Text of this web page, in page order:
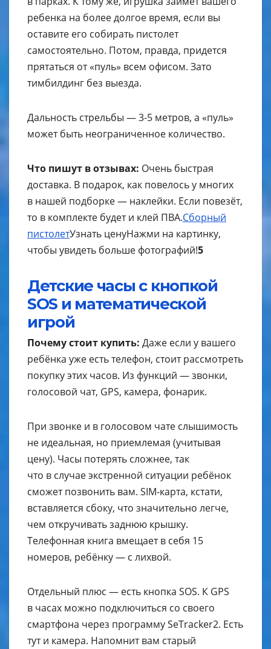
ребенка на более долгое время, если вы
оставите его собирать пистолет
самостоятельно. Потом, правда, придется
прятаться от «пуль» всем офисом. Зато
тимбилдинг без выезда.
Дальность стрельбы — 3-5 метров, а «пуль»
может быть неограниченное количество.
Что пишут в отзывах: Очень быстрая
доставка. В подарок, как повелось у многих
в нашей подборке — наклейки. Если повезёт,
то в комплекте будет и клей ПВА.Сборный
пистолетУзнать ценуНажми на картинку,
чтобы увидеть больше фотографий!5
Детские часы с кнопкой
SOS и математической
игрой
Почему стоит купить: Даже если у вашего
ребёнка уже есть телефон, стоит рассмотреть
покупку этих часов. Из функций — звонки,
голосовой чат, GPS, камера, фонарик.
При звонке и в голосовом чате слышимость
не идеальная, но приемлемая (учитывая
цену). Часы потерять сложнее, так
что в случае экстренной ситуации ребёнок
сможет позвонить вам. SIM-карта, кстати,
вставляется сбоку, что значительно легче,
чем откручивать заднюю крышку.
Телефонная книга вмещает в себя 15
номеров, ребёнку — с лихвой.
Отдельный плюс — есть кнопка SOS. К GPS
в часах можно подключиться со своего
смартфона через программу SeTracker2. Есть
тут и камера. Напомнит вам старый